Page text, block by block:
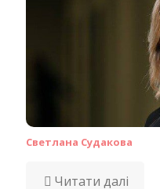
Светлана Судакова
Читати далі